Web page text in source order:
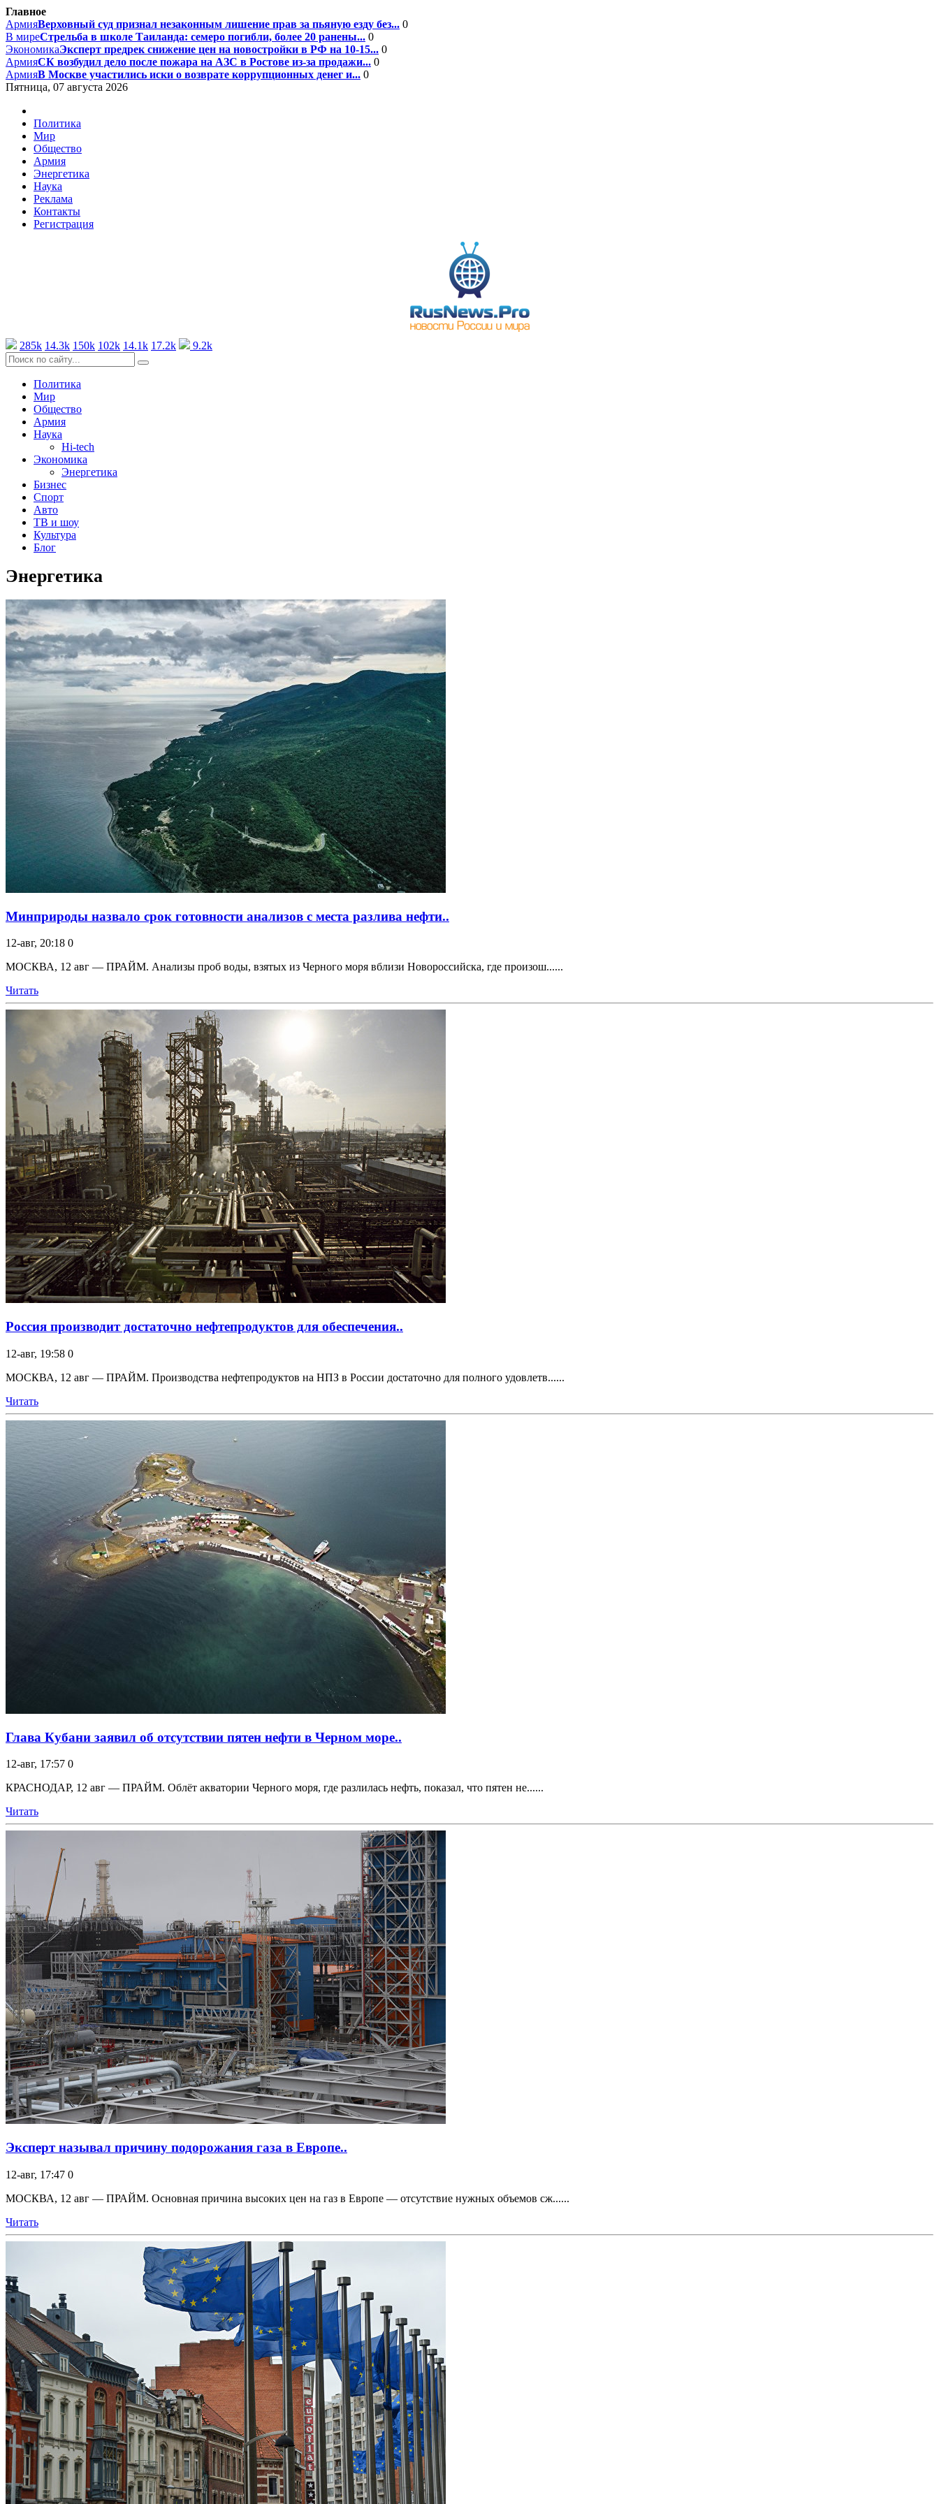
Главное
АрмияВерховный суд признал незаконным лишение прав за пьяную езду без... 0
В миреСтрельба в школе Таиланда: семеро погибли, более 20 ранены... 0
ЭкономикаЭксперт предрек снижение цен на новостройки в РФ на 10-15... 0
АрмияСК возбудил дело после пожара на АЗС в Ростове из-за продажи... 0
АрмияВ Москве участились иски о возврате коррупционных денег и... 0
Пятница, 07 августа 2026
Политика
Мир
Общество
Армия
Энергетика
Наука
Реклама
Контакты
Регистрация
285k 14.3k 150k 102k 14.1k 17.2k 9.2k
Политика
Мир
Общество
Армия
Наука
Hi-tech
Экономика
Энергетика
Бизнес
Спорт
Авто
ТВ и шоу
Культура
Блог
Энергетика
Минприроды назвало срок готовности анализов с места разлива нефти..
12-авг, 20:18 0
МОСКВА, 12 авг — ПРАЙМ. Анализы проб воды, взятых из Черного моря вблизи Новороссийска, где произош......
Читать
Россия производит достаточно нефтепродуктов для обеспечения..
12-авг, 19:58 0
МОСКВА, 12 авг — ПРАЙМ. Производства нефтепродуктов на НПЗ в России достаточно для полного удовлетв......
Читать
Глава Кубани заявил об отсутствии пятен нефти в Черном море..
12-авг, 17:57 0
КРАСНОДАР, 12 авг — ПРАЙМ. Облёт акватории Черного моря, где разлилась нефть, показал, что пятен не......
Читать
Эксперт называл причину подорожания газа в Европе..
12-авг, 17:47 0
МОСКВА, 12 авг — ПРАЙМ. Основная причина высоких цен на газ в Европе — отсутствие нужных объемов сж......
Читать